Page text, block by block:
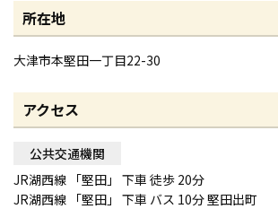
所在地
大津市本堅田一丁目22-30
アクセス
公共交通機関
JR湖西線 「堅田」 下車 徒歩 20分
JR湖西線 「堅田」 下車 バス 10分 堅田出町